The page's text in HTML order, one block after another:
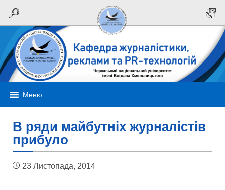
Меню
В ряди майбутніх журналістів
прибуло
23 Листопада, 2014